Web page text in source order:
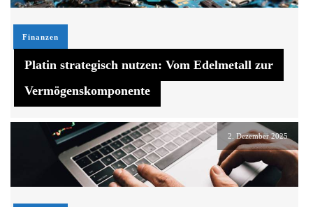
Finanzen
Platin strategisch nutzen: Vom Edelmetall zur
Vermögenskomponente
2. Dezember 2025